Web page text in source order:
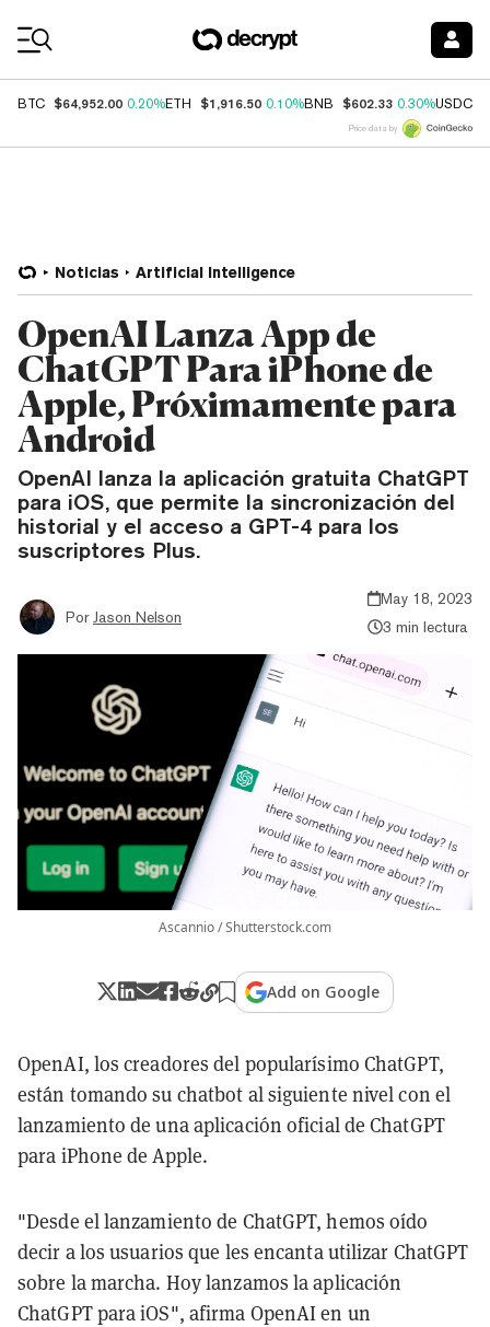
BTC $64,952.00 0.20%ETH $1,916.50 0.10%BNB $602.33 0.30%USDC
Price data by
Noticias Artificial Intelligence
OpenAI Lanza App de
ChatGPT Para iPhone de
Apple, Próximamente para
Android
OpenAI lanza la aplicación gratuita ChatGPT
para iOS, que permite la sincronización del
historial y el acceso a GPT-4 para los
suscriptores Plus.
Por Jason Nelson
May 18, 2023
3 min lectura
Ascannio / Shutterstock.com
Add on Google
OpenAI, los creadores del popularísimo ChatGPT,
están tomando su chatbot al siguiente nivel con el
lanzamiento de una aplicación oficial de ChatGPT
para iPhone de Apple.
"Desde el lanzamiento de ChatGPT, hemos oído
decir a los usuarios que les encanta utilizar ChatGPT
sobre la marcha. Hoy lanzamos la aplicación
ChatGPT para iOS", afirma OpenAI en un